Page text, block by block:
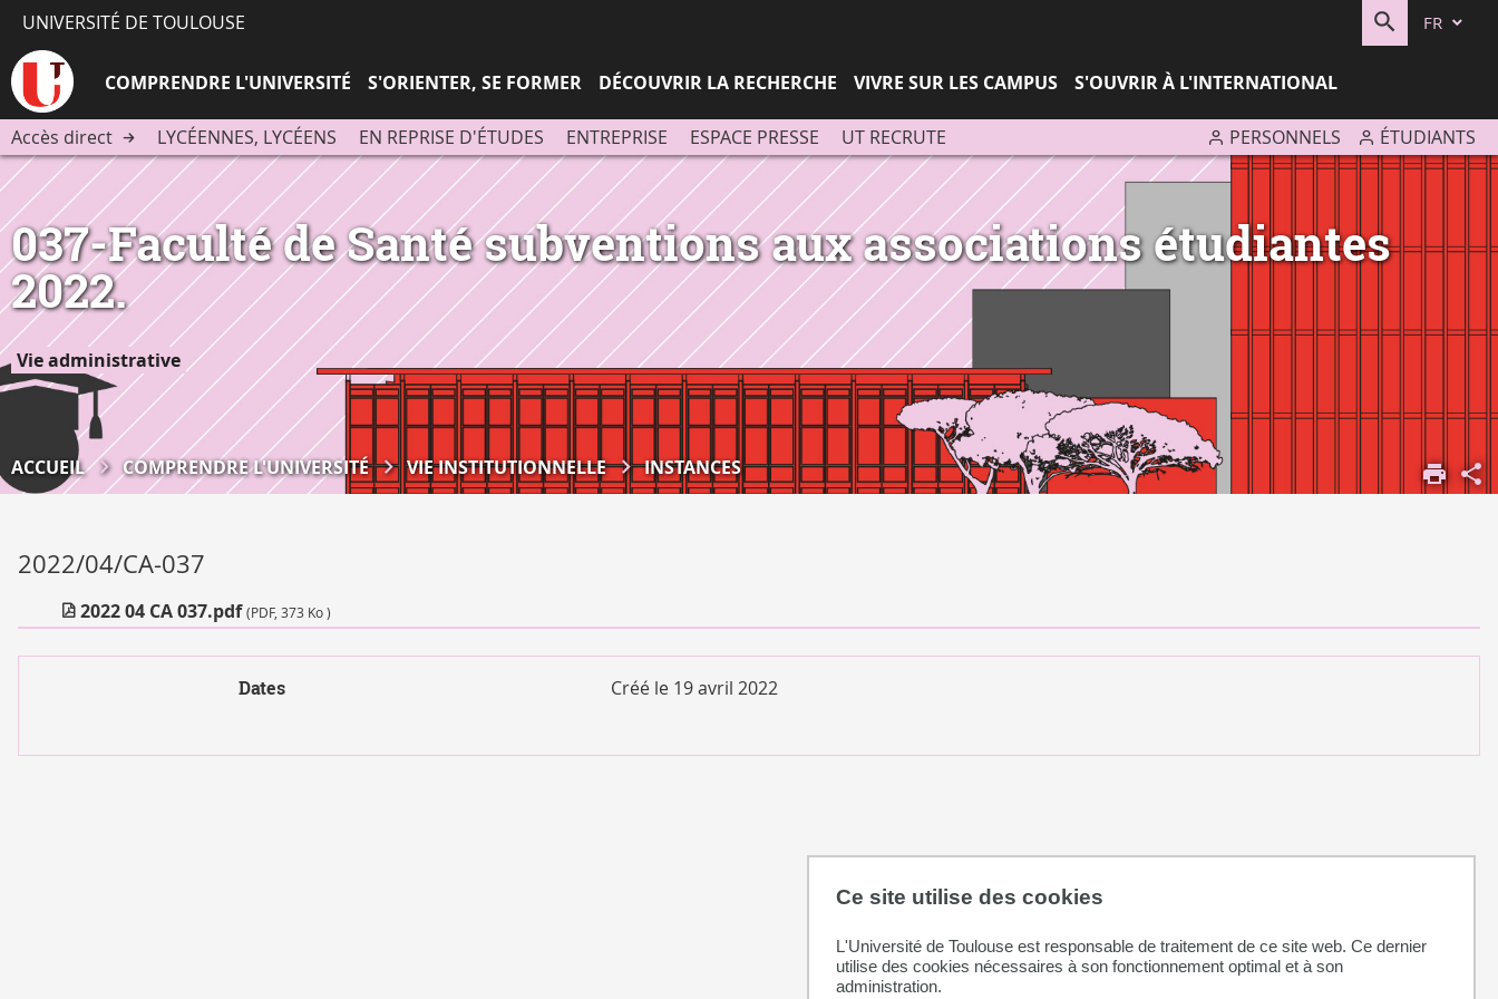
Ce site utilise des cookies
L'Université de Toulouse est responsable de traitement de ce site web. Ce dernier
utilise des cookies nécessaires à son fonctionnement optimal et à son
administration.
UNIVERSITÉ DE TOULOUSE FR
COMPRENDRE L'UNIVERSITÉ S'ORIENTER, SE FORMER DÉCOUVRIR LA RECHERCHE VIVRE SUR LES CAMPUS S'OUVRIR À L'INTERNATIONAL
Accès direct LYCÉENNES, LYCÉENS EN REPRISE D'ÉTUDES ENTREPRISE ESPACE PRESSE UT RECRUTE PERSONNELS ÉTUDIANTS
037-Faculté de Santé subventions aux associations étudiantes
2022.
Vie administrative
ACCUEIL COMPRENDRE L'UNIVERSITÉ VIE INSTITUTIONNELLE INSTANCES
2022/04/CA-037
2022 04 CA 037.pdf(PDF, 373 Ko )
Dates Créé le 19 avril 2022